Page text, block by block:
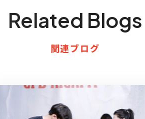
Related Blogs
関連ブログ